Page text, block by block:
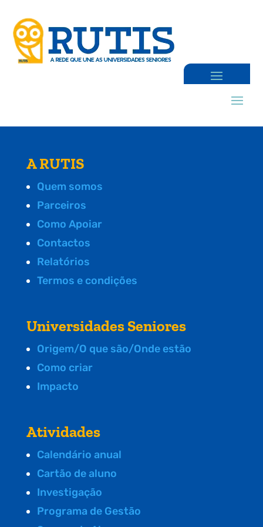
A RUTIS
Quem somos
Parceiros
Como Apoiar
Contactos
Relatórios
Termos e condições
Universidades Seniores
Origem/O que são/Onde estão
Como criar
Impacto
Atividades
Calendário anual
Cartão de aluno
Investigação
Programa de Gestão